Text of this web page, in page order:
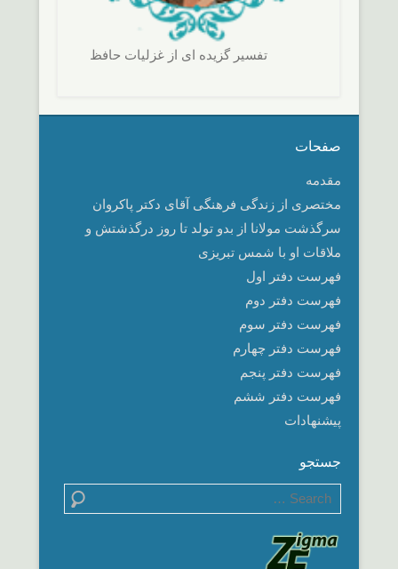
تفسير گزيده ای از غزليات حافظ
صفحات
مقدمه
مختصری از زندگی فرهنگی آقای دکتر پاکروان
سرگذشت مولانا از بدو تولد تا روز درگذشتش و
ملاقات او با شمس تبریزی
فهرست دفتر اول
فهرست دفتر دوم
فهرست دفتر سوم
فهرست دفتر چهارم
فهرست دفتر پنجم
فهرست دفتر ششم
پیشنهادات
جستجو
Search